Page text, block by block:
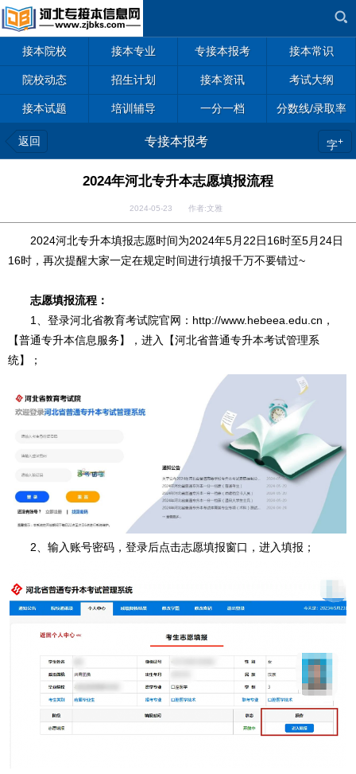
接本院校 接本专业 专接本报考 接本常识
院校动态 招生计划 接本资讯 考试大纲
接本试题 培训辅导 一分一档 分数线/录取率
返回 专接本报考 字+
2024年河北专升本志愿填报流程
2024-05-23 作者:文雅
2024河北专升本填报志愿时间为2024年5月22日16时至5月24日
16时，再次提醒大家一定在规定时间进行填报千万不要错过~
志愿填报流程：
1、登录河北省教育考试院官网：http://www.hebeea.edu.cn，
【普通专升本信息服务】，进入【河北省普通专升本考试管理系
统】；
2、输入账号密码，登录后点击志愿填报窗口，进入填报；